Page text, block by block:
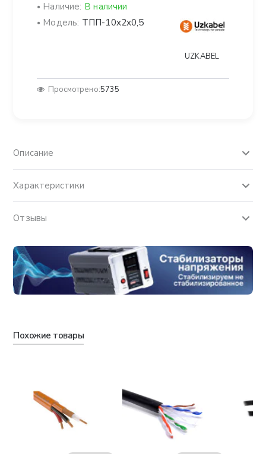
Наличие: В наличии
Модель: ТПП-10х2х0,5
UZKABEL
Просмотрено:5735
Описание
Характеристики
Отзывы
Похожие товары